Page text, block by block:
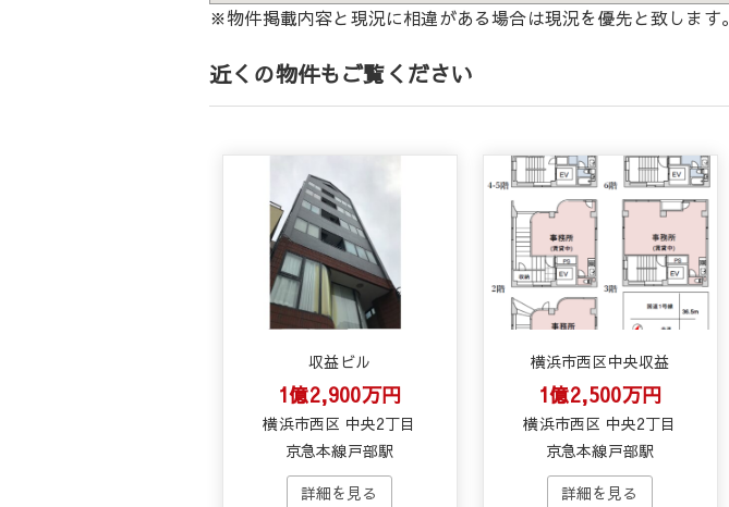
※物件掲載内容と現況に相違がある場合は現況を優先と致します。
近くの物件もご覧ください
収益ビル
1億2,900万円
横浜市西区 中央2丁目
京急本線戸部駅
横浜市西区中央収益
1億2,500万円
横浜市西区 中央2丁目
京急本線戸部駅